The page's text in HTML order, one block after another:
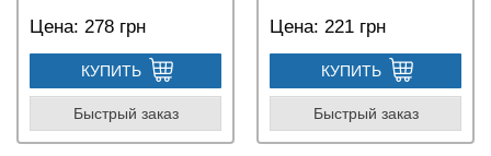
Цена: 278 грн
КУПИТЬ
Быстрый заказ
Цена: 221 грн
КУПИТЬ
Быстрый заказ